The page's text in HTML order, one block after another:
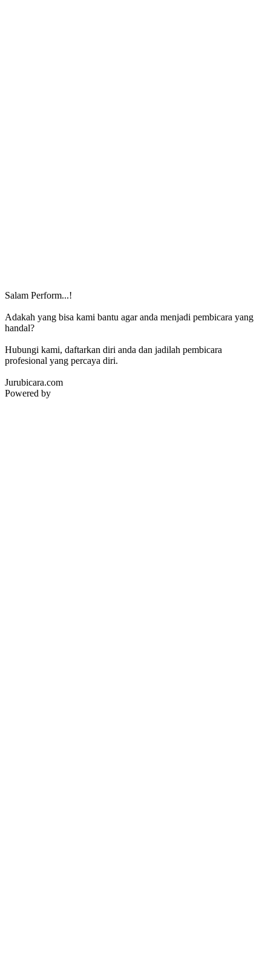
Salam Perform...!
Adakah yang bisa kami bantu agar anda menjadi pembicara yang
handal?
Hubungi kami, daftarkan diri anda dan jadilah pembicara
profesional yang percaya diri.
Jurubicara.com
Powered by